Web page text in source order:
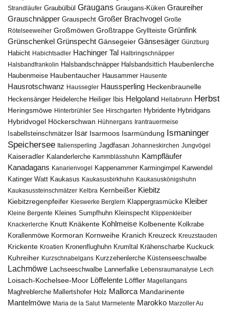
Strandläufer Graubülbül Graugans Graugans-Küken Graureiher
Grauschnäpper Grauspecht Großer Brachvogel Große
Rötelseeweiher Großmöwen Großtrappe Gryllteiste Grünfink
Grünschenkel Grünspecht Gänsegeier Gänsesäger Günzburg
Habicht Habichtsadler Hachinger Tal Halbringschnäpper
Halsbandfrankolin Halsbandschnäpper Halsbandsittich Haubenlerche
Haubenmeise Haubentaucher Hausammer Hausente
Hausrotschwanz Haussegler Haussperling Heckenbraunelle
Heckensänger Heidelerche Heiliger Ibis Helgoland Hellabrunn Herbst
Heringsmöwe Hinterbrühler See Hirschgarten Hybridente Hybridgans
Hybridvogel Höckerschwan Hühnergans Irantrauermeise
Isabellsteinschmätzer Isar Isarmoos Isarmündung Ismaninger
Speichersee Italiensperling Jagdfasan Johanneskirchen Jungvögel
Kaiseradler Kalanderlerche Kammblässhuhn Kampfläufer
Kanadagans Kanarienvogel Kappenammer Karmingimpel Karwendel
Katinger Watt Kaukasus Kaukasusbirkhuhn Kaukasuskönigshuhn
Kaukasussteinschmätzer Kelbra Kernbeißer Kiebitz
Kiebitzregenpfeifer Kieswerke Berglern Klappergrasmücke Kleiber
Kleine Bergente Kleines Sumpfhuhn Kleinspecht Klippenkleiber
Knackerlerche Knutt Knäkente Kohlmeise Kolbenente Kolkrabe
Korallenmöwe Kormoran Kornweihe Kranich Kreuzeck Kreuzstauden
Krickente Kroatien Kronenflughuhn Krumltal Krähenscharbe Kuckuck
Kuhreiher Kurzschnabelgans Kurzzehenlerche Küstenseeschwalbe
Lachmöwe Lachseeschwalbe Lannerfalke Lebensraumanalyse Lech
Loisach-Kochelsee-Moor Löffelente Löffler Magellangans
Maghreblerche Mallertshofer Holz Mallorca Mandarinente
Mantelmöwe Maria de la Salut Marmelente Marokko Marzoller Au